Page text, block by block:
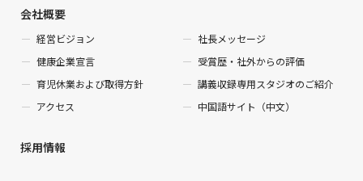
会社概要
経営ビジョン
社長メッセージ
健康企業宣言
受賞歴・社外からの評価
育児休業および取得方針
講義収録専用スタジオのご紹介
アクセス
中国語サイト（中文）
採用情報